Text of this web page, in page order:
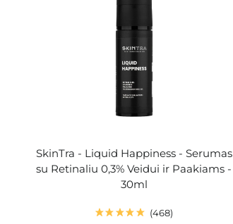
SkinTra - Liquid Happiness - Serumas
su Retinaliu 0,3% Veidui ir Paakiams -
30ml
468